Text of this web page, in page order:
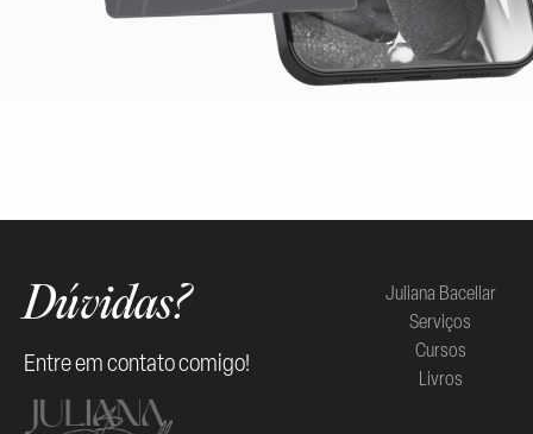
Dúvidas?
Entre em contato comigo!
Juliana Bacellar
Serviços
Cursos
Livros